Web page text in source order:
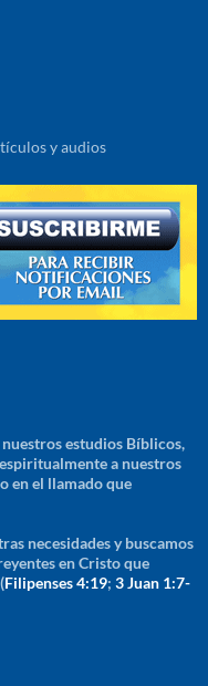
y audios
estudios Bíblicos,
a nuestros
en el llamado que
necesidades y buscamos
en Cristo que
Filipenses 4:19; 3 Juan 1:7-